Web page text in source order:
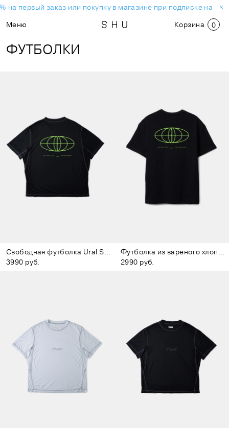
первый заказ или покупку в магазине при подписке на
Меню
Корзина 0
ФУТБОЛКИ
Свободная футболка Ural Series
3990 руб.
Футболка из варёного хлопка Ural Series
2990 руб.